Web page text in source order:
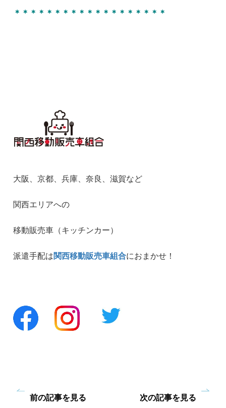
＊＊＊＊＊＊＊＊＊＊＊＊＊＊＊＊＊＊＊
大阪、京都、兵庫、奈良、滋賀など
関西エリアへの
移動販売車（キッチンカー）
派遣手配は関西移動販売車組合におまかせ！
前の記事を見る 次の記事を見る